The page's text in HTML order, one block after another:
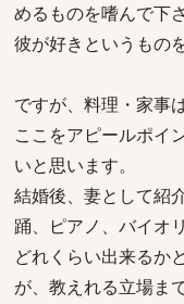
めるものを嗜んで下さ
彼が好きというもの
ですが、料理・家事
ここをアピールポイ
いと思います。
結婚後、妻として紹
踊、ピアノ、バイオ
どれくらい出来るか
が、教えれる立場ま